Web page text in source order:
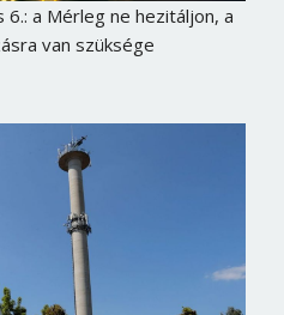
a Mérleg ne hezitáljon, a
van szüksége